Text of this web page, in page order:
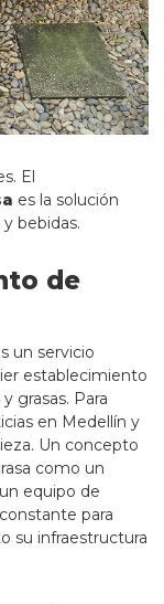
El
es la solución
bebidas.
de
un servicio
establecimiento
grasas. Para
en Medellín y
Un concepto
como un
equipo de
para
su infraestructura